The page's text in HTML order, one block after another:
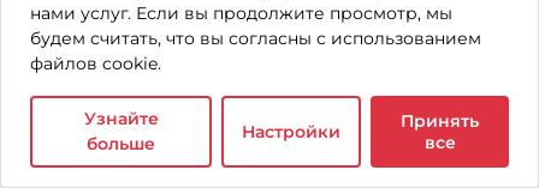
нами услуг. Если вы продолжите просмотр, мы
будем считать, что вы согласны с использованием
файлов cookie.
Узнайте
больше
Настройки
Принять
все